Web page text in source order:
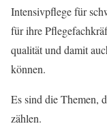
Inten­sivpflege für
für ihre
qual­ität und damit
kön­nen.
Es sind die The­men,
zählen.